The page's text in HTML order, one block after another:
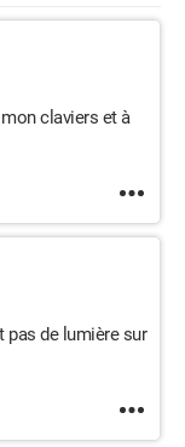
claviers et à
pas de lumière sur